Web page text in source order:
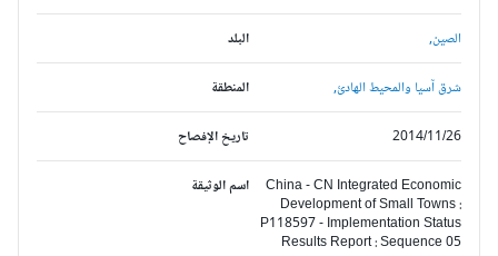
البلد الصين,
المنطقة شرق آسيا والمحيط الهادئ,
تاريخ الإفصاح 2014/11/26
اسم الوثيقة
China - CN Integrated Economic
Development of Small Towns :
P118597 - Implementation Status
Results Report : Sequence 05